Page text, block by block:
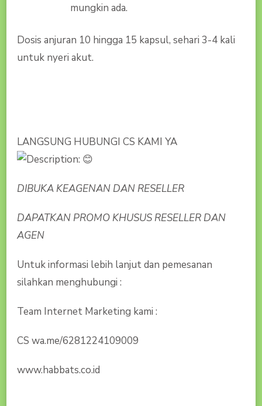
mungkin ada.
Dosis anjuran 10 hingga 15 kapsul, sehari 3-4 kali
untuk nyeri akut.
LANGSUNG HUBUNGI CS KAMI YA
DIBUKA KEAGENAN DAN RESELLER
DAPATKAN PROMO KHUSUS RESELLER DAN
AGEN
Untuk informasi lebih lanjut dan pemesanan
silahkan menghubungi :
Team Internet Marketing kami :
CS wa.me/6281224109009
www.habbats.co.id